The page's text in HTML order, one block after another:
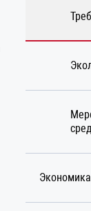
Экономика